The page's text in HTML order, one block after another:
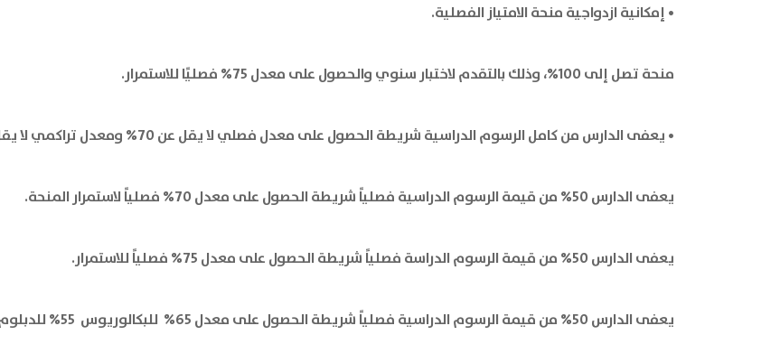
• إمكانية ازدواجية منحة الامتياز الفصلية.
منحة تصل إلى 100%، وذلك بالتقدم لاختبار سنوي والحصول على معدل 75% فصليًا للاستمرار.
• يعفى الدارس من كامل الرسوم الدراسية شريطة الحصول على معدل فصلي لا يقل عن 70% ومعدل تراكمي لا يقل عن 70%.
يعفى الدارس 50% من قيمة الرسوم الدراسية فصلياً شريطة الحصول على معدل 70% فصلياً لاستمرار المنحة.
يعفى الدارس 50% من قيمة الرسوم الدراسة فصلياً شريطة الحصول على معدل 75% فصلياً للاستمرار.
يعفى الدارس 50% من قيمة الرسوم الدراسية فصلياً شريطة الحصول على معدل 65% للبكالوريوس 55% للدبلوم المتوسط فصلياً للاستمرار.